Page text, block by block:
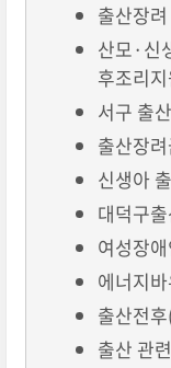
출산장
산모·신
후조리
서구 출
출산장
신생아
대덕구
여성장
에너지
출산전
출산 관